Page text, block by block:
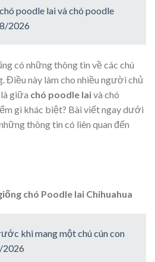
poodle lai và chó poodle
2026
có những thông tin về các chú
Điều này làm cho nhiều người chủ
giữa chó poodle laivà chó
gì khác biệt? Bài viết ngay dưới
thông tin có liên quan đến
chó Poodle lai Chihuahua
khi mang một chú cún con
2026